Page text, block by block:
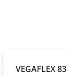
VEGAFLEX 83